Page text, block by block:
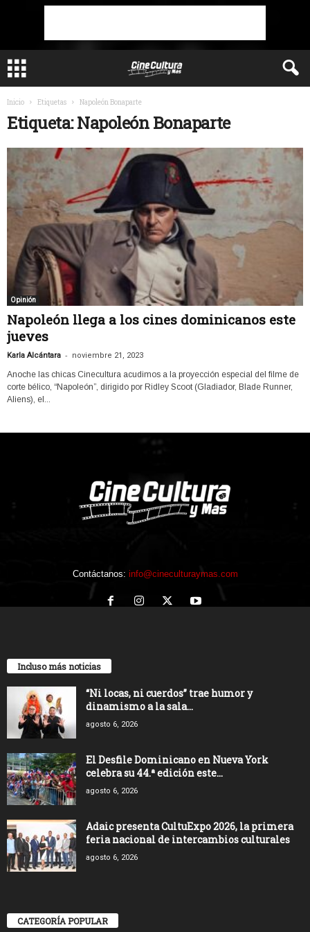
Inicio Etiquetas Napoleón Bonaparte
Etiqueta: Napoleón Bonaparte
Opinión
Napoleón llega a los cines dominicanos este
jueves
Karla Alcántara - noviembre 21, 2023
Anoche las chicas Cinecultura acudimos a la proyección especial del filme de
corte bélico, “Napoleón”, dirigido por Ridley Scoot (Gladiador, Blade Runner,
Aliens), el...
Contáctanos: info@cineculturaymas.com
Incluso más noticias
“Ni locas, ni cuerdos” trae humor y
dinamismo a la sala...
agosto 6, 2026
El Desfile Dominicano en Nueva York
celebra su 44.ª edición este...
agosto 6, 2026
Adaic presenta CultuExpo 2026, la primera
feria nacional de intercambios culturales
agosto 6, 2026
CATEGORÍA POPULAR